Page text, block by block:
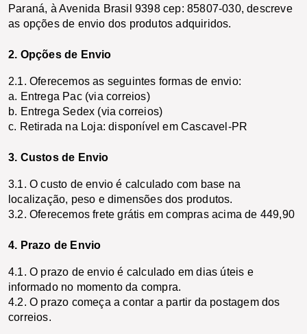
Paraná, à Avenida Brasil 9398 cep: 85807-030, descreve
as opções de envio dos produtos adquiridos.
2. Opções de Envio
2.1. Oferecemos as seguintes formas de envio:
a. Entrega Pac (via correios)
b. Entrega Sedex (via correios)
c. Retirada na Loja: disponível em Cascavel-PR
3. Custos de Envio
3.1. O custo de envio é calculado com base na
localização, peso e dimensões dos produtos.
3.2. Oferecemos frete grátis em compras acima de 449,90
4. Prazo de Envio
4.1. O prazo de envio é calculado em dias úteis e
informado no momento da compra.
4.2. O prazo começa a contar a partir da postagem dos
correios.